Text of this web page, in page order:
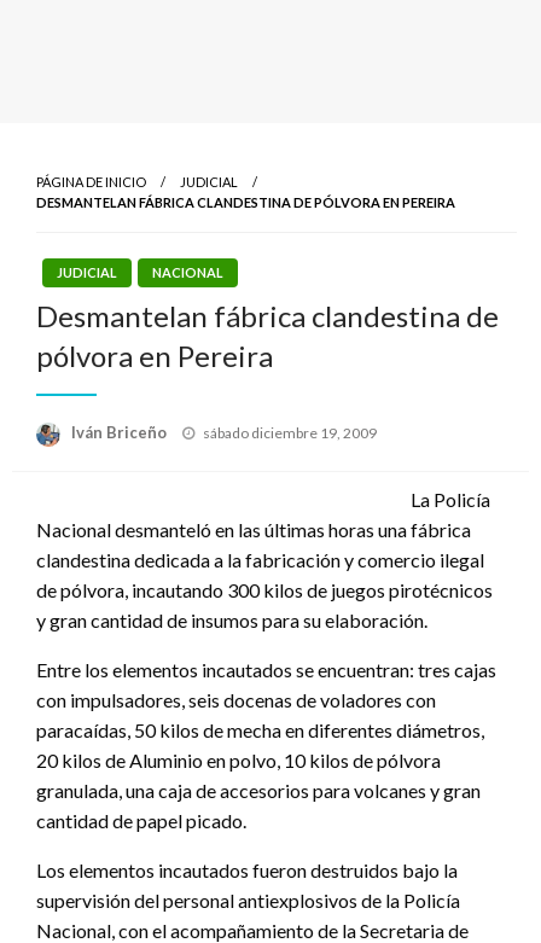
PÁGINA DE INICIO
JUDICIAL
DESMANTELAN FÁBRICA CLANDESTINA DE PÓLVORA EN PEREIRA
JUDICIAL NACIONAL
Desmantelan fábrica clandestina de
pólvora en Pereira
Iván Briceño
Publicado
sábado diciembre 19, 2009
La Policía
Nacional desmanteló en las últimas horas una fábrica
clandestina dedicada a la fabricación y comercio ilegal
de pólvora, incautando 300 kilos de juegos pirotécnicos
y gran cantidad de insumos para su elaboración.
Entre los elementos incautados se encuentran: tres cajas
con impulsadores, seis docenas de voladores con
paracaídas, 50 kilos de mecha en diferentes diámetros,
20 kilos de Aluminio en polvo, 10 kilos de pólvora
granulada, una caja de accesorios para volcanes y gran
cantidad de papel picado.
Los elementos incautados fueron destruidos bajo la
supervisión del personal antiexplosivos de la Policía
Nacional, con el acompañamiento de la Secretaria de